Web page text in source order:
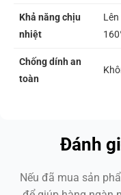
Khả năng chịu
nhiệt
Chống dính an
toàn
Đánh
Nếu đã mua sản